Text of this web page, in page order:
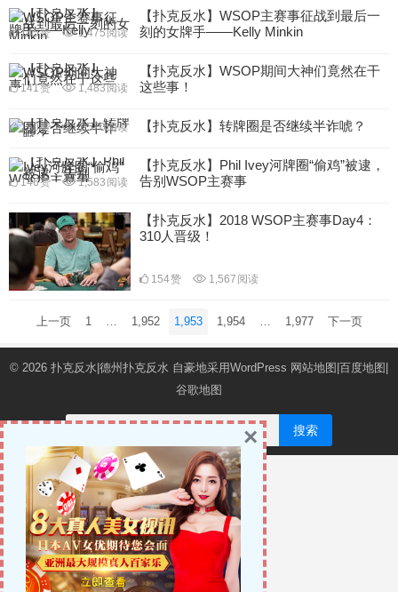
【扑克反水】WSOP主赛事征战到最后一
刻的女牌手——Kelly Minkin
145赞 1,475阅读
【扑克反水】WSOP期间大神们竟然在干
这些事！
141赞 1,483阅读
【扑克反水】转牌圈是否继续半诈唬？
150赞 1,570阅读
【扑克反水】​Phil Ivey河牌圈“偷鸡”被逮，
告别WSOP主赛事
146赞 1,583 阅读
【扑克反水】2018 WSOP主赛事Day4：
310人晋级！
154赞 1,567 阅读
上一页 1 1,952 1,953 1,954 1,977 下一页
© 2026 扑克反水|德州扑克反水 自豪地采用WordPress 网站地图|百度地图|
谷歌地图
搜索
×